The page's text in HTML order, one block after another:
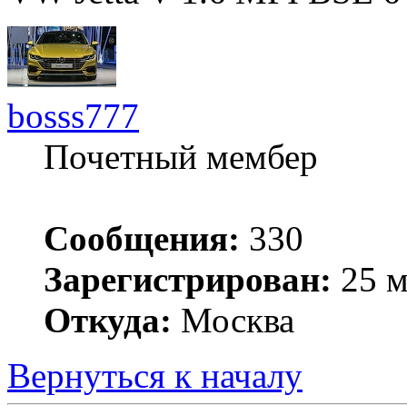
bosss777
Почетный мембер
Сообщения: 330
Зарегистрирован: 25
Откуда: Москва
Вернуться к началу